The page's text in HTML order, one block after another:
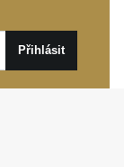
který
ze
který bude
Přihlásit